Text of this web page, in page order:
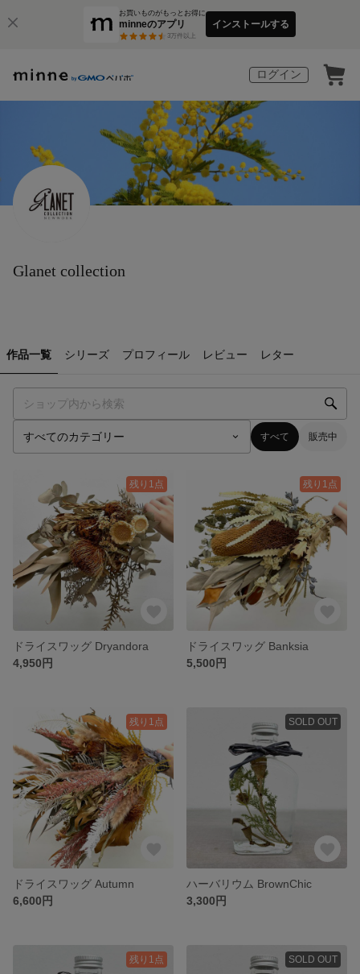
お買いものがもっとお得に
minneのアプリ
3万件以上
インストールする
ログイン
Glanet collection
作品一覧 シリーズ プロフィール レビュー レター
すべて 販売中
残り1点
ドライスワッグ Dryandora
4,950円
残り1点
ドライスワッグ Banksia
5,500円
残り1点
ドライスワッグ Autumn
6,600円
SOLD OUT
ハーバリウム BrownChic
3,300円
残り1点 SOLD OUT